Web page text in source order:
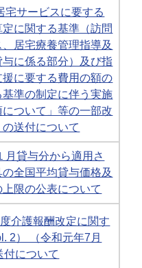
宅サービスに要する
に関する基準（訪問
居宅療養管理指導及
に係る部分）及び指
に要する費用の額の
準の制定に伴う実施
について」等の一部改
送付について
月貸与分から適用さ
全国平均貸与価格及
限の公表について
度介護報酬改定に関す
2） （令和元年7月
付について